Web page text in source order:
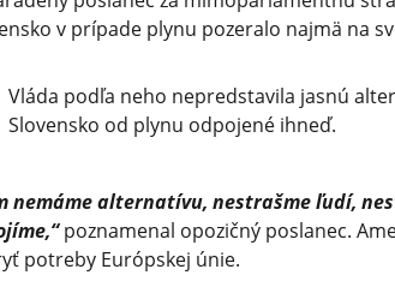
v prípade plynu pozeralo najmä na
Vláda podľa neho nepredstavila jasnú
Slovensko od plynu odpojené ihneď.
nemáme alternatívu, nestrašme ľudí,
poznamenal opozičný poslanec.
potreby Európskej únie.